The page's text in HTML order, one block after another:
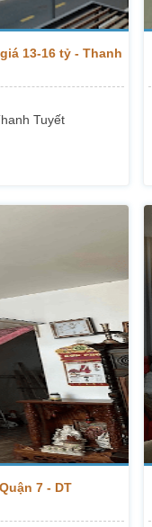
13-16 tỷ - Thanh
Tuyết
7 - DT